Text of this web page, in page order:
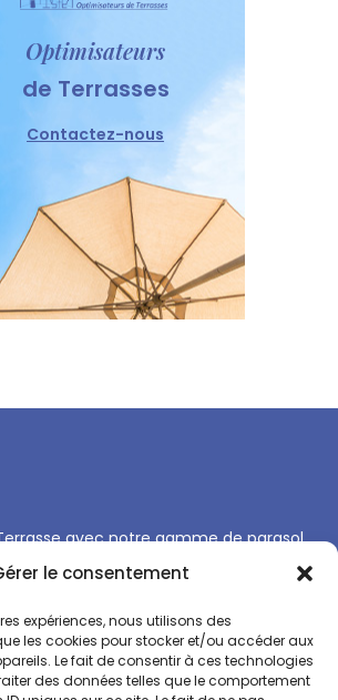
le consentement
expériences, nous utilisons des
les cookies pour stocker et/ou accéder aux
Le fait de consentir à ces technologies
des données telles que le comportement
Optimisateurs
de Terrasses
Contactez-nous
avec notre gamme de parasol
de Terrasse et remplissez